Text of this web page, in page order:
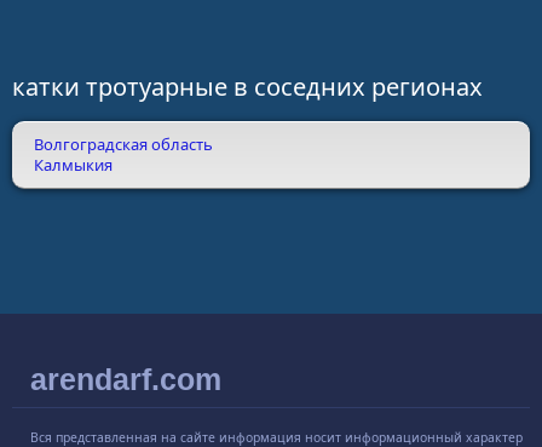
катки тротуарные в соседних регионах
Волгоградская область
Калмыкия
arendarf.com
Вся представленная на сайте информация носит информационный характер